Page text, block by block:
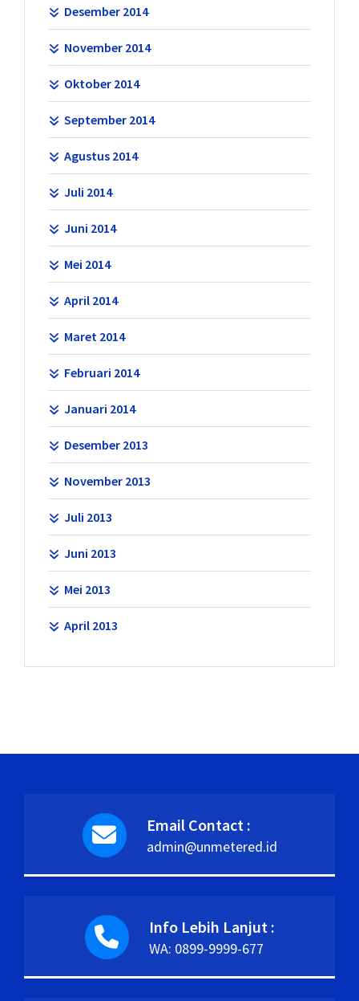
Desember 2014
November 2014
Oktober 2014
September 2014
Agustus 2014
Juli 2014
Juni 2014
Mei 2014
April 2014
Maret 2014
Februari 2014
Januari 2014
Desember 2013
November 2013
Juli 2013
Juni 2013
Mei 2013
April 2013
Email Contact :
admin@unmetered.id
Info Lebih Lanjut :
WA: 0899-9999-677